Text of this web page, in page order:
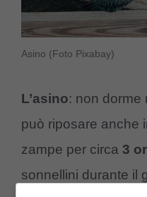
Asino (Foto Pixabay)
L’asino: non dorme
può riposare anche
zampe per circa 3
sonnellini durante il